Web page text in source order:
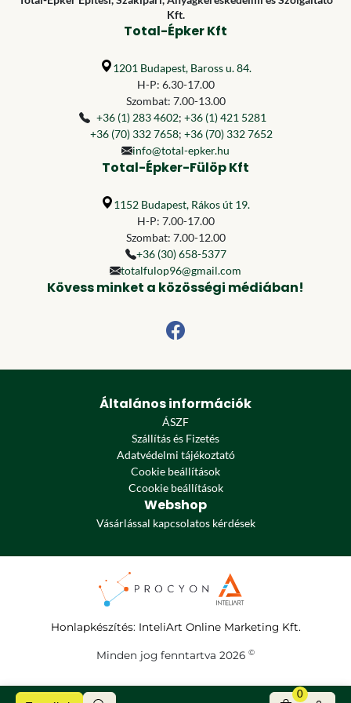
0
Kft.
Total-Épker Kft
1201 Budapest, Baross u. 84.
H-P: 6.30-17.00
Szombat: 7.00-13.00
+36 (1) 283 4602; +36 (1) 421 5281
+36 (70) 332 7658; +36 (70) 332 7652
info@total-epker.hu
Total-Épker-Fülöp Kft
1152 Budapest, Rákos út 19.
H-P: 7.00-17.00
Szombat: 7.00-12.00
+36 (30) 658-5377
totalfulop96@gmail.com
Kövess minket a közösségi médiában!
Általános információk
ÁSZF
Szállítás és Fizetés
Adatvédelmi tájékoztató
Cookie beállítások
Ccookie beállítások
Webshop
Vásárlással kapcsolatos kérdések
Honlapkészítés: InteliArt Online Marketing Kft.
Minden jog fenntartva 2026 ©